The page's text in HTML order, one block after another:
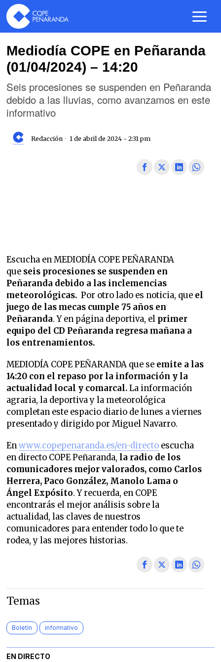
Mediodía COPE en Peñaranda
(01/04/2024) – 14:20
Seis procesiones se suspenden en Peñaranda
debido a las lluvias, como avanzamos en este
informativo
Redacción 1 de abril de 2024 - 2:31 pm
Escucha en MEDIODÍA COPE PEÑARANDA
que seis procesiones se suspenden en
Peñaranda debido a las inclemencias
meteorológicas.Por otro lado es noticia, que el
juego de las mecas cumple 75 años en
Peñaranda. Y en página deportiva, el primer
equipo del CD Peñaranda regresa mañana a
los entrenamientos.
MEDIODÍA COPE PEÑARANDA que se emite a las
14:20 con el repaso por la información y la
actualidad local y comarcal.La información
agraria, la deportiva y la meteorológica
completan este espacio diario de lunes a viernes
presentado y dirigido por Miguel Navarro.
Enwww.copepenaranda.es/en-directo escucha
en directo COPE Peñaranda, la radio de los
comunicadores mejor valorados, como Carlos
Herrera, Paco González, Manolo Lama o
Ángel Expósito. Y recuerda, en COPE
encontrarás el mejor análisis sobre la
actualidad, las claves de nuestros
comunicadores para entender todo lo que te
rodea, y las mejores historias.
Temas
Boletín informativo
EN DIRECTO